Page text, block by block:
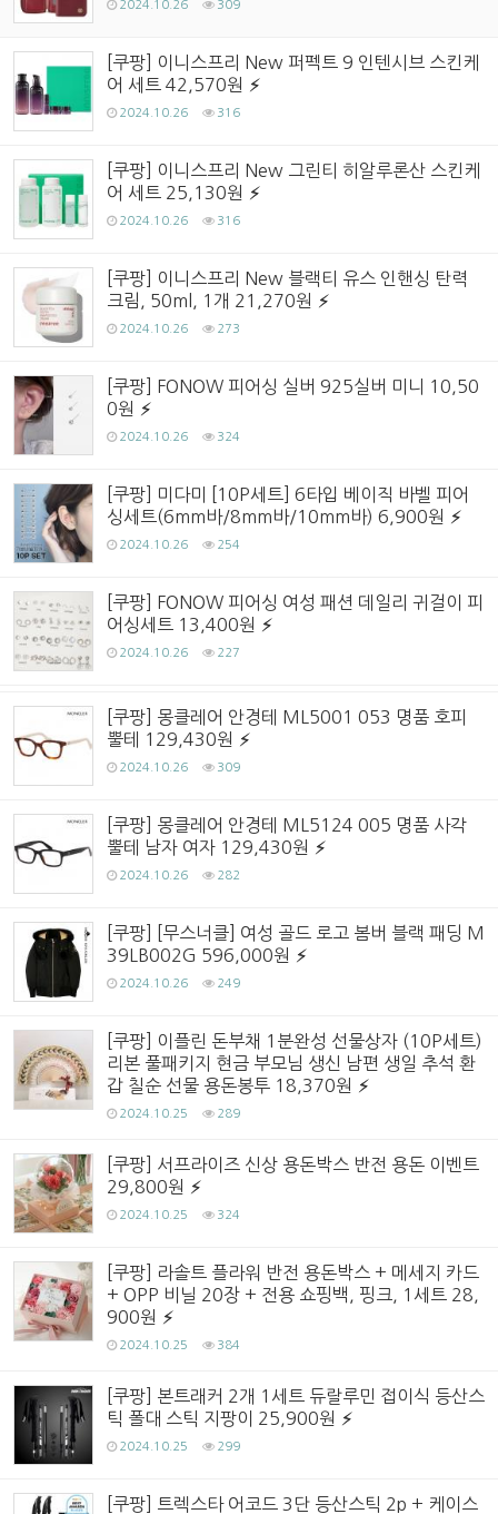
2024.10.26 309
[쿠팡] 이니스프리 New 퍼펙트 9 인텐시브 스킨케
어 세트 42,570원
2024.10.26 316
[쿠팡] 이니스프리 New 그린티 히알루론산 스킨케
어 세트 25,130원
2024.10.26 316
[쿠팡] 이니스프리 New 블랙티 유스 인핸싱 탄력
크림, 50ml, 1개 21,270원
2024.10.26 273
[쿠팡] FONOW 피어싱 실버 925실버 미니 10,50
0원
2024.10.26 324
[쿠팡] 미다미 [10P세트] 6타입 베이직 바벨 피어
싱세트(6mm바/8mm바/10mm바) 6,900원
2024.10.26 254
[쿠팡] FONOW 피어싱 여성 패션 데일리 귀걸이 피
어싱세트 13,400원
2024.10.26 227
[쿠팡] 몽클레어 안경테 ML5001 053 명품 호피
뿔테 129,430원
2024.10.26 309
[쿠팡] 몽클레어 안경테 ML5124 005 명품 사각
뿔테 남자 여자 129,430원
2024.10.26 282
[쿠팡] [무스너클] 여성 골드 로고 봄버 블랙 패딩 M
39LB002G 596,000원
2024.10.26 249
[쿠팡] 이플린 돈부채 1분완성 선물상자 (10P세트)
리본 풀패키지 현금 부모님 생신 남편 생일 추석 환
갑 칠순 선물 용돈봉투 18,370원
2024.10.25 289
[쿠팡] 서프라이즈 신상 용돈박스 반전 용돈 이벤트
29,800원
2024.10.25 324
[쿠팡] 라솔트 플라워 반전 용돈박스 + 메세지 카드
+ OPP 비닐 20장 + 전용 쇼핑백, 핑크, 1세트 28,
900원
2024.10.25 384
[쿠팡] 본트래커 2개 1세트 듀랄루민 접이식 등산스
틱 폴대 스틱 지팡이 25,900원
2024.10.25 299
[쿠팡] 트렉스타 어코드 3단 등산스틱 2p + 케이스